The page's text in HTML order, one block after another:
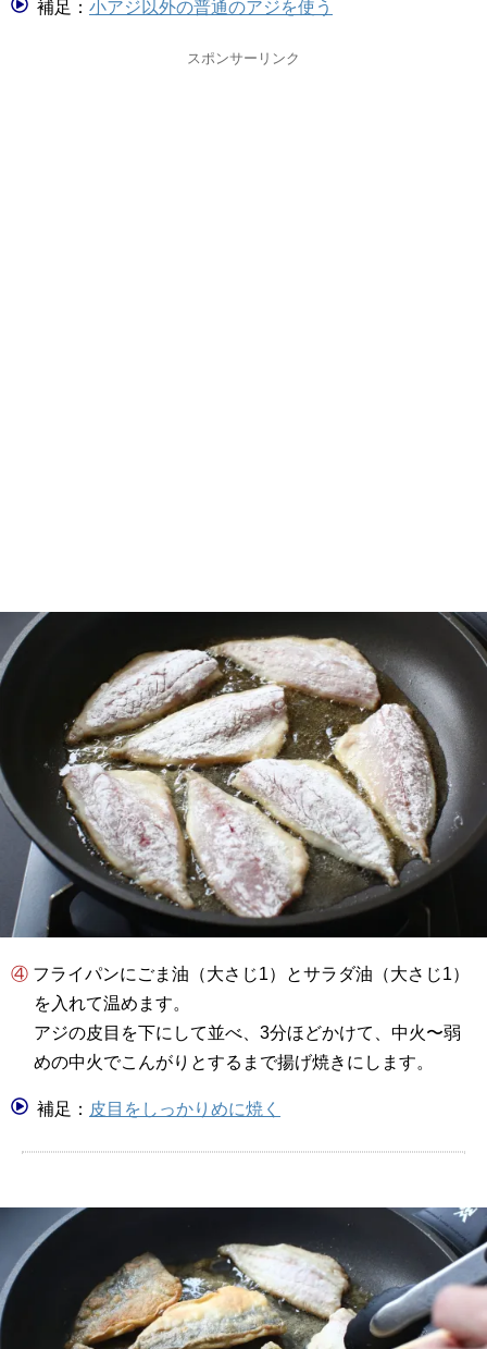
補足： 小アジ以外の普通のアジを使う
スポンサーリンク
④ フライパンにごま油（大さじ1）とサラダ油（大さじ1）
を入れて温めます。
アジの皮目を下にして並べ、3分ほどかけて、中火〜弱
めの中火でこんがりとするまで揚げ焼きにします。
補足： 皮目をしっかりめに焼く